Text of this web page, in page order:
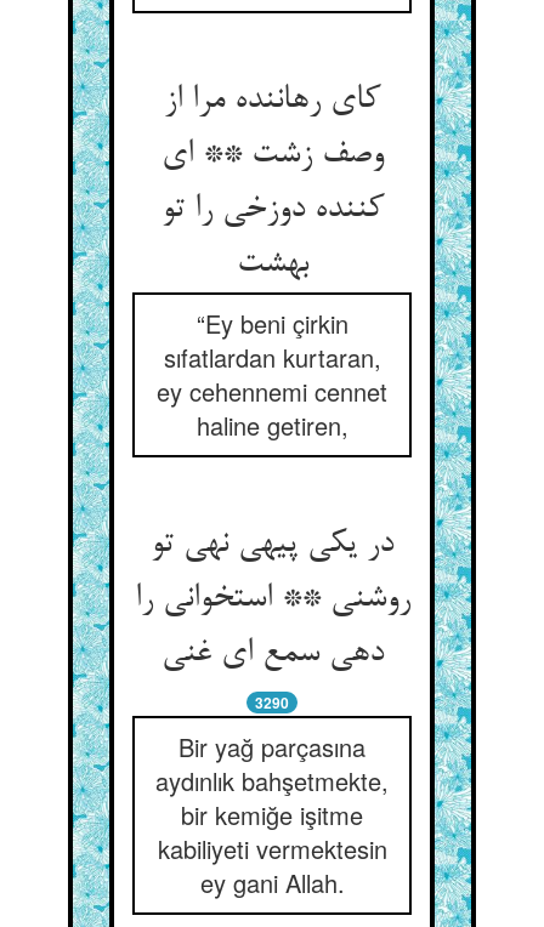
کای رهاننده مرا از
وصف زشت ** ای
کننده دوزخی را تو
بهشت‏
“Ey beni çirkin
sıfatlardan kurtaran,
ey cehennemi cennet
haline getiren,
در یکی پیهی نهی تو
روشنی ** استخوانی را
دهی سمع ای غنی‏
3290
Bir yağ parçasına
aydınlık bahşetmekte,
bir kemiğe işitme
kabiliyeti vermektesin
ey gani Allah.